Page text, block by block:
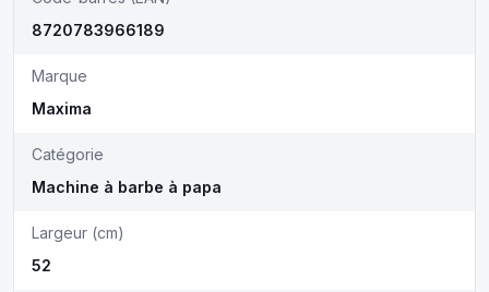
8720783966189
Marque
Maxima
Catégorie
Machine à barbe à papa
Largeur (cm)
52